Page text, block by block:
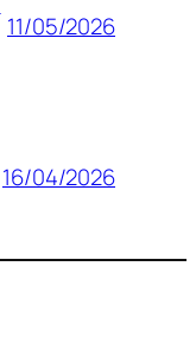
11/05/2026
16/04/2026